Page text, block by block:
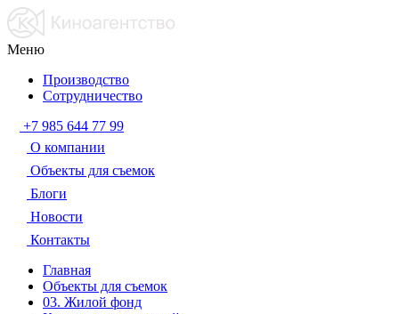
Меню
Производство
Сотрудничество
+7 985 644 77 99
О компании
Объекты для съемок
Блоги
Новости
Контакты
Главная
Объекты для съемок
03. Жилой фонд